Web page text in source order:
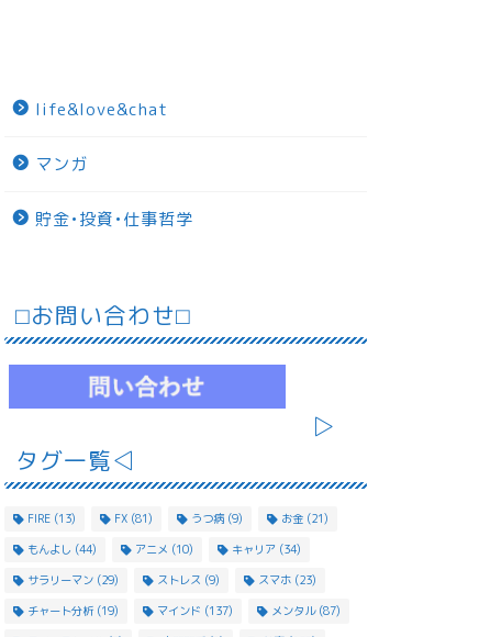
life&love&chat
マンガ
貯金•投資•仕事哲学
⬜︎お問い合わせ⬜︎
▷
タグ一覧◁
FIRE(13) FX(81) うつ病(9) お金(21)
もんよし (44) アニメ (10) キャリア (34)
サラリーマン(29) ストレス (9) スマホ(23)
チャート分析(19) マインド (137) メンタル(87)